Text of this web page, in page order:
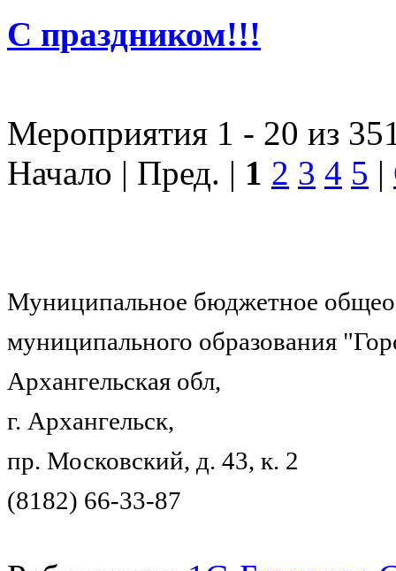
С праздником!!!
Мероприятия 1 - 20 из
Начало | Пред. | 1 2 3 4 5 |
Муниципальное бюджетное
муниципального образования
Архангельская обл,
г. Архангельск,
пр. Московский, д. 43, к. 2
(8182) 66-33-87